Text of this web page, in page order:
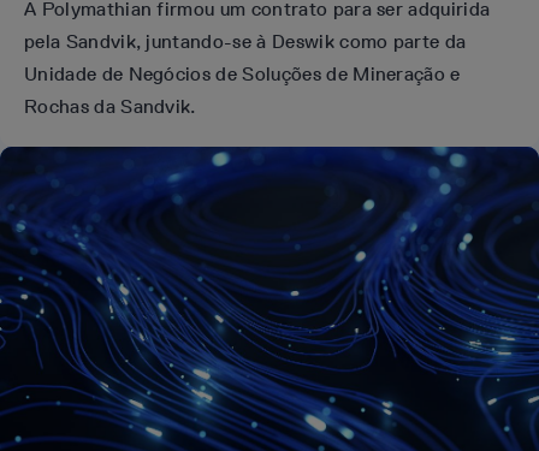
A Polymathian firmou um contrato para ser adquirida
pela Sandvik, juntando-se à Deswik como parte da
Unidade de Negócios de Soluções de Mineração e
Rochas da Sandvik.